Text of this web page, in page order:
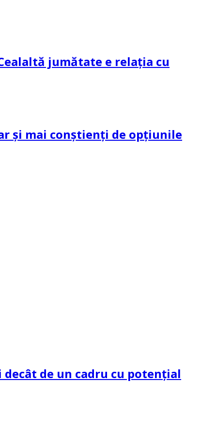
jumătate e relația cu
și mai conștienți de opțiunile
de un cadru cu potenţial